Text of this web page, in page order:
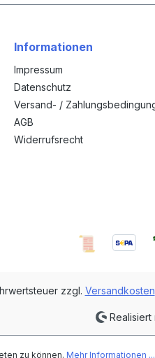
Informationen
Impressum
Datenschutz
Versand- /
AGB
Widerrufsrecht
zzgl. Versandkosten
Realisiert
zu können. Mehr Informationen ...